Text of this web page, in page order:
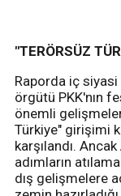
"TERÖRSÜZ
Raporda iç
örgütü PKK'nın
önemli
Türkiye" girişimi
karşılandı.
adımların
dış gelişmelere